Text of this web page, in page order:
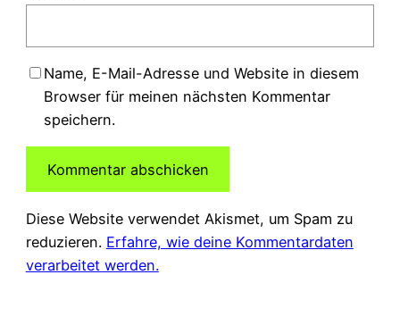
Name, E-Mail-Adresse und Website in diesem
Browser für meinen nächsten Kommentar
speichern.
Diese Website verwendet Akismet, um Spam zu
reduzieren. Erfahre, wie deine Kommentardaten
verarbeitet werden.